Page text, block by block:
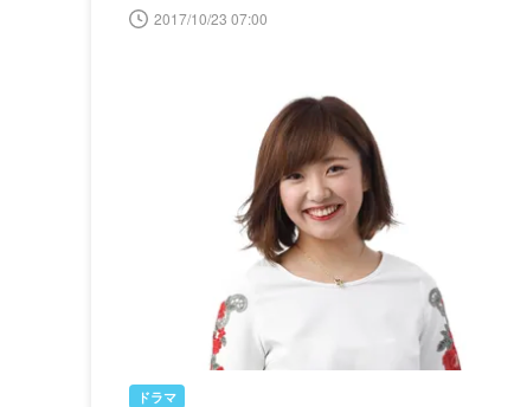
2017/10/23 07:00
ドラマ